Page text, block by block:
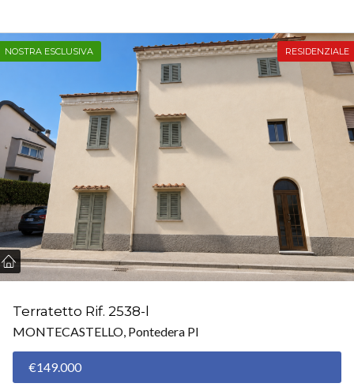
NOSTRA ESCLUSIVA RESIDENZIALE
Terratetto Rif. 2538-l
MONTECASTELLO, Pontedera PI
€149.000